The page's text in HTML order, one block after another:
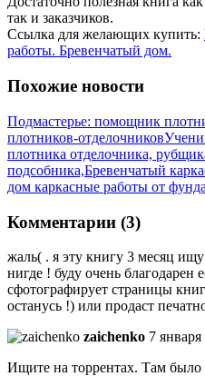
так и заказчиков.
Ссылка для желающих купить:
работы. Бревенчатый дом.
Похожие новости
Подмастерье: помощник
плотников-отделочников
плотника отделочника,
подсобника,Бревенчатый
дом каркасные работы от
Комментарии (3)
жаль( . я эту книгу 3 месяц
нигде ! буду очень благодарен
сфотографирует страницы
останусь !) или продаст
zaichenko 7
Ищите на торрентах. Там было